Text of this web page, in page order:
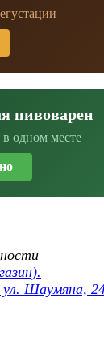
пивоварен
одном месте
ул. Шаумяна,